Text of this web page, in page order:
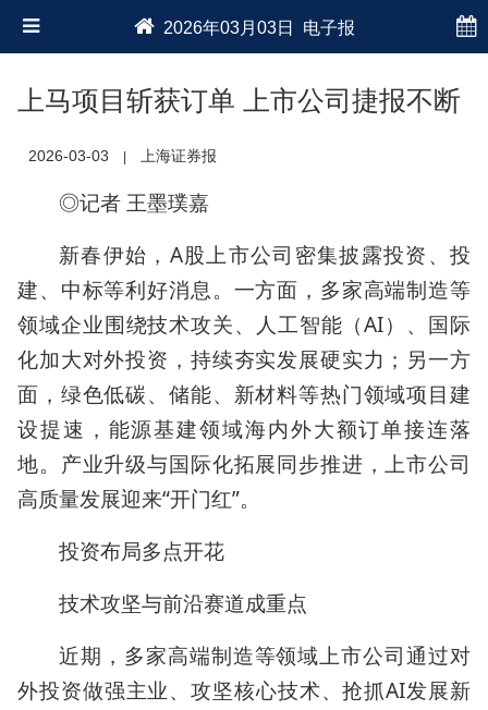
2026年03月03日 电子报
上马项目斩获订单 上市公司捷报不断
2026-03-03 上海证券报
◎记者 王墨璞嘉
新春伊始，A股上市公司密集披露投资、投
建、中标等利好消息。一方面，多家高端制造等
领域企业围绕技术攻关、人工智能（AI）、国际
化加大对外投资，持续夯实发展硬实力；另一方
面，绿色低碳、储能、新材料等热门领域项目建
设提速，能源基建领域海内外大额订单接连落
地。产业升级与国际化拓展同步推进，上市公司
高质量发展迎来“开门红”。
投资布局多点开花
技术攻坚与前沿赛道成重点
近期，多家高端制造等领域上市公司通过对
外投资做强主业、攻坚核心技术、抢抓AI发展新